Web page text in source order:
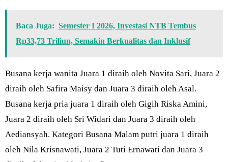
Baca Juga: Semester I 2026, Investasi NTB Tembus
Rp33,73 Triliun, Semakin Berkualitas dan Inklusif
Busana kerja wanita Juara 1 diraih oleh Novita Sari, Juara 2
diraih oleh Safira Maisy dan Juara 3 diraih oleh Asal.
Busana kerja pria juara 1 diraih oleh Gigih Riska Amini,
Juara 2 diraih oleh Sri Widari dan Juara 3 diraih oleh
Aediansyah. Kategori Busana Malam putri juara 1 diraih
oleh Nila Krisnawati, Juara 2 Tuti Ernawati dan Juara 3